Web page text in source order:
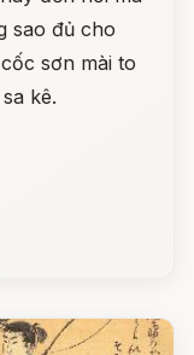
sao đủ cho
sơn mài to
kê.